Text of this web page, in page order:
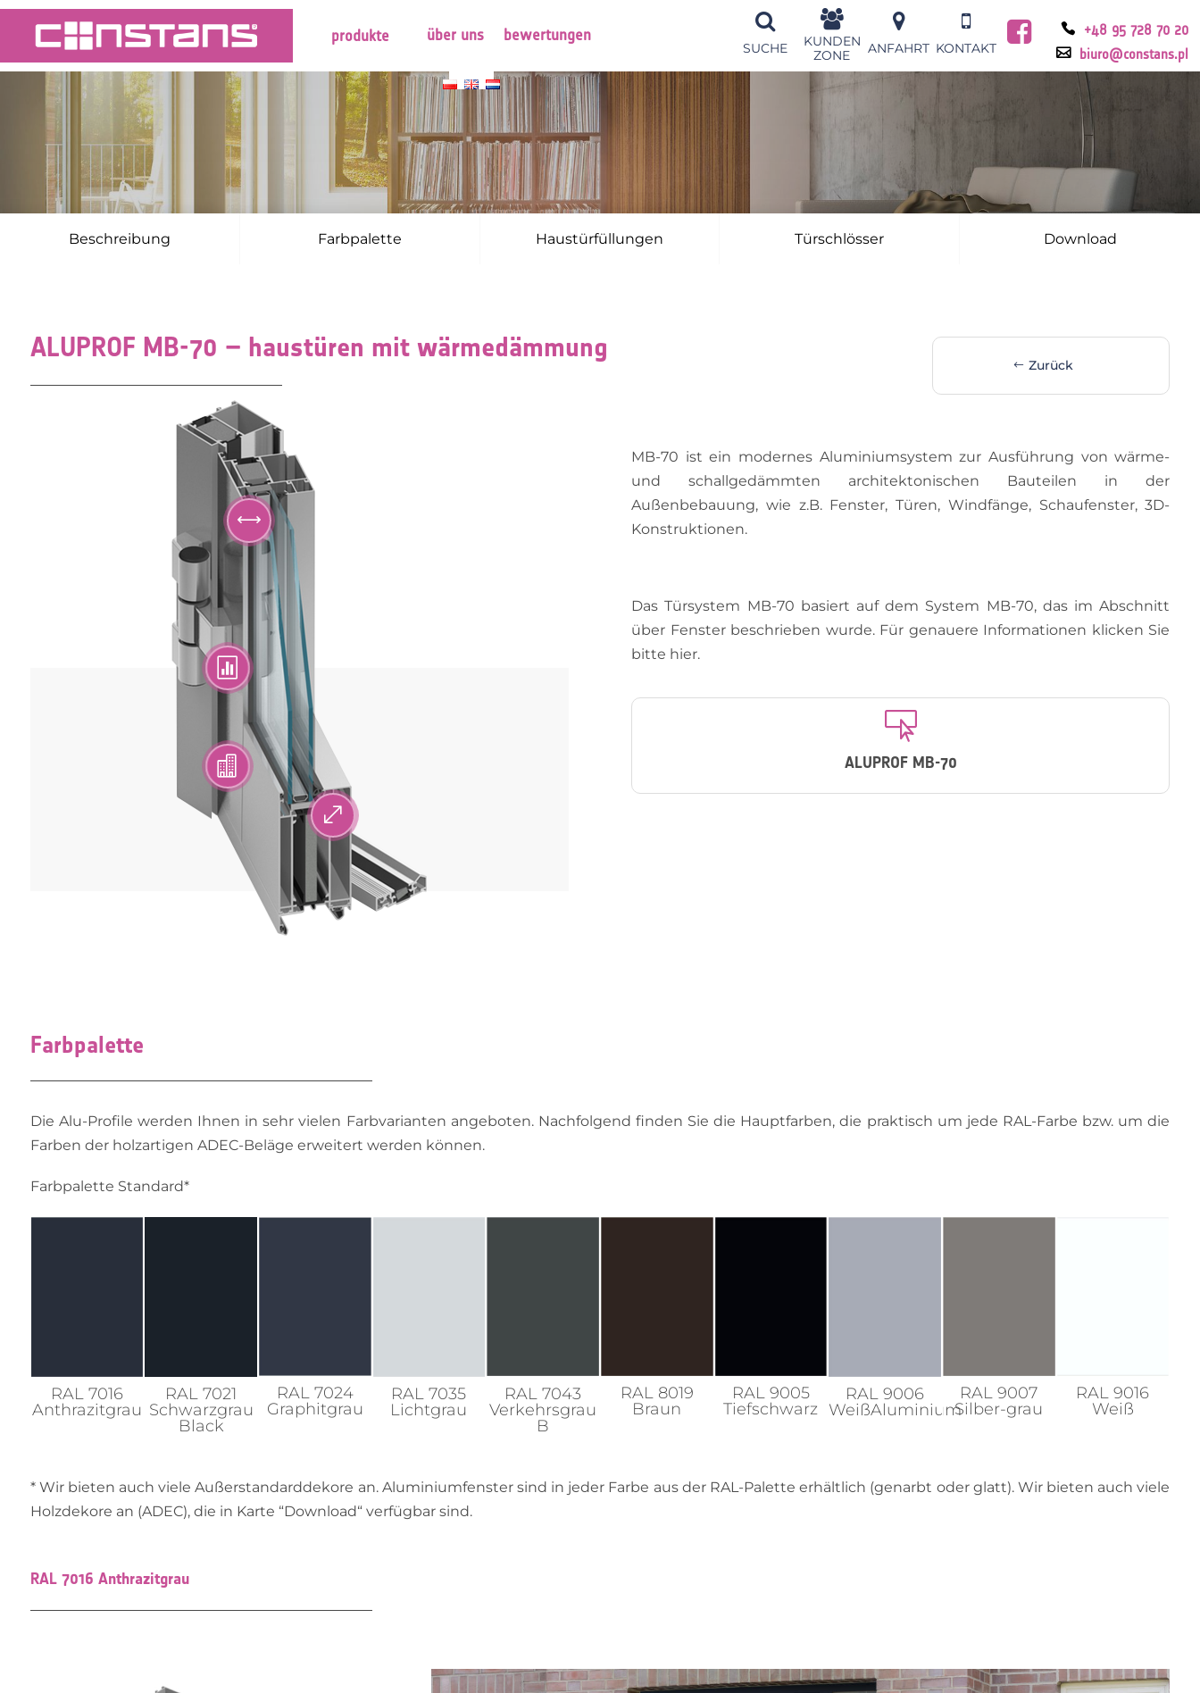
produkte über uns bewertungen
+48 95 728 70 20
biuro@constans.pl
KONTAKT
ANFAHRT
KUNDEN
ZONE
SUCHE
Beschreibung Farbpalette Haustürfüllungen Türschlösser Download
ALUPROF MB-70 – haustüren mit wärmedämmung
Zurück
.
,


MB-70 ist ein modernes Aluminiumsystem zur Ausführung von wärme-
und schallgedämmten architektonischen Bauteilen in der
Außenbebauung, wie z.B. Fenster, Türen, Windfänge, Schaufenster, 3D-
Konstruktionen.
Das Türsystem MB-70 basiert auf dem System MB-70, das im Abschnitt
über Fenster beschrieben wurde. Für genauere Informationen klicken Sie
bitte hier.

ALUPROF MB-70
Farbpalette
Die Alu-Profile werden Ihnen in sehr vielen Farbvarianten angeboten. Nachfolgend finden Sie die Hauptfarben, die praktisch um jede RAL-Farbe bzw. um die
Farben der holzartigen ADEC-Beläge erweitert werden können.
Farbpalette Standard*
RAL 7016
Anthrazitgrau
RAL 7021
Schwarzgrau
Black
RAL 7024
Graphitgrau
RAL 7035
Lichtgrau
RAL 7043
Verkehrsgrau
B
RAL 8019
Braun
RAL 9005
Tiefschwarz
RAL 9006
WeißAluminium
RAL 9007
Silber-grau
RAL 9016
Weiß
* Wir bieten auch viele Außerstandarddekore an. Aluminiumfenster sind in jeder Farbe aus der RAL-Palette erhältlich (genarbt oder glatt). Wir bieten auch viele
Holzdekore an (ADEC), die in Karte “Download“ verfügbar sind.
RAL 7016 Anthrazitgrau